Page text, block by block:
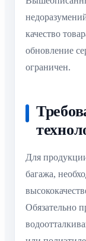
качество
обновление
ограничен.
Для
багажа,
Обязательно